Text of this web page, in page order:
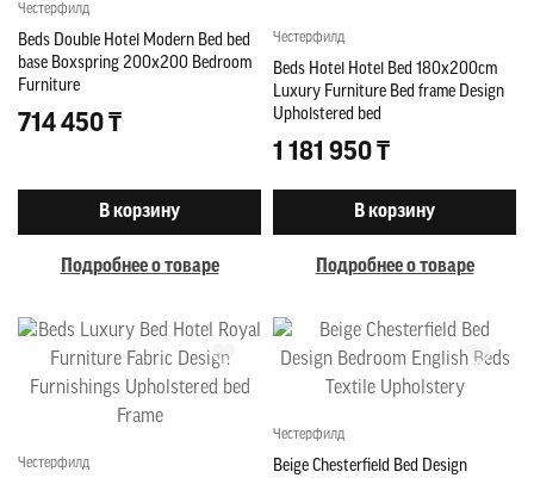
Честерфилд
Beds Double Hotel Modern Bed bed
base Boxspring 200x200 Bedroom
Furniture
714 450 ₸
В корзину
Подробнее о товаре
Честерфилд
Beds Hotel Hotel Bed 180x200cm
Luxury Furniture Bed frame Design
Upholstered bed
1 181 950 ₸
В корзину
Подробнее о товаре
Честерфилд
Честерфилд
Beige Chesterfield Bed Design